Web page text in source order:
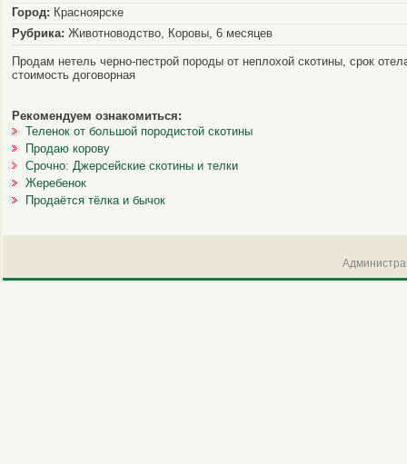
Город: Красноярске
Рубрика: Животноводство, Коровы, 6 месяцев
Продам нетель черно-пестрой породы от неплохой скотины, срок
стоимость договорная
Рекомендуем ознакомиться:
Теленок от большой породистой скотины
Продаю корову
Срочно: Джерсейские скотины и телки
Жеребенок
Продаётся тёлка и бычок